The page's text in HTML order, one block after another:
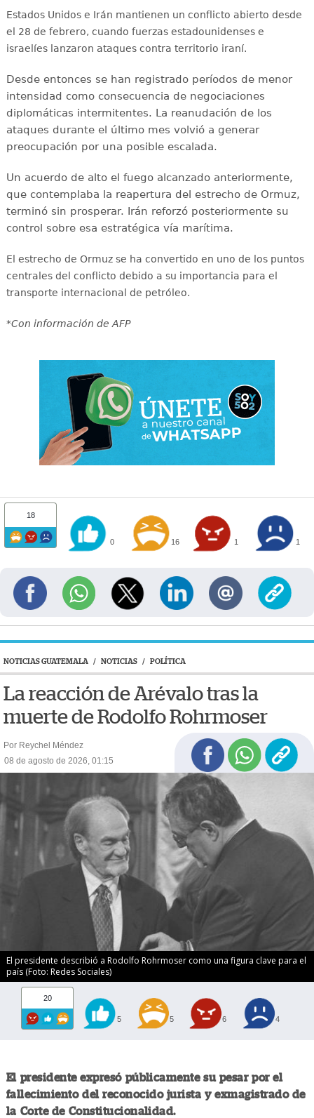
Estados Unidos e Irán mantienen un conflicto abierto desde
el 28 de febrero, cuando fuerzas estadounidenses e
israelíes lanzaron ataques contra territorio iraní.
Desde entonces se han registrado períodos de menor
intensidad como consecuencia de negociaciones
diplomáticas intermitentes. La reanudación de los
ataques durante el último mes volvió a generar
preocupación por una posible escalada.
Un acuerdo de alto el fuego alcanzado anteriormente,
que contemplaba la reapertura del estrecho de Ormuz,
terminó sin prosperar. Irán reforzó posteriormente su
control sobre esa estratégica vía marítima.
El estrecho de Ormuz se ha convertido en uno de los puntos
centrales del conflicto debido a su importancia para el
transporte internacional de petróleo.
*Con información de AFP
18
0 16 1 1
NOTICIAS GUATEMALA / NOTICIAS / POLÍTICA
La reacción de Arévalo tras la
muerte de Rodolfo Rohrmoser
Por Reychel Méndez
08 de agosto de 2026, 01:15
El presidente describió a Rodolfo Rohrmoser como una figura clave para el
país (Foto: Redes Sociales)
20
5 5 6 4
El presidente expresó públicamente su pesar por el
fallecimiento del reconocido jurista y exmagistrado de
la Corte de Constitucionalidad.